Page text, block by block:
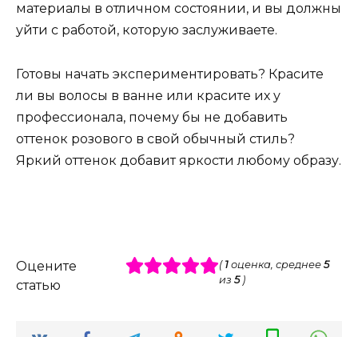
материалы в отличном состоянии, и вы должны
уйти с работой, которую заслуживаете.
Готовы начать экспериментировать? Красите
ли вы волосы в ванне или красите их у
профессионала, почему бы не добавить
оттенок розового в свой обычный стиль?
Яркий оттенок добавит яркости любому образу.
Оцените
статью
( 1оценка, среднее 5
из 5)